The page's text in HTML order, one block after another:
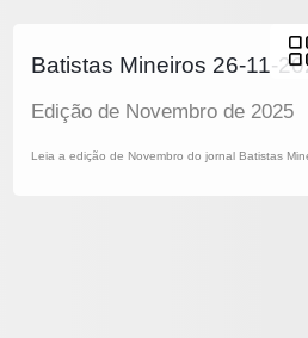
Batistas Mineiros 26-11-
Edição de Novembro de 2025
Leia a edição de Novembro do jornal Batistas